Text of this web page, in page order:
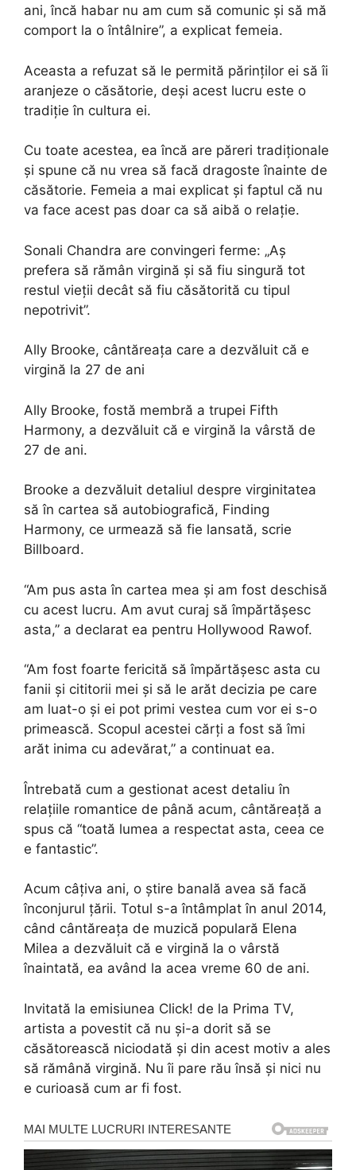
ani, încă habar nu am cum să comunic şi să mă
comport la o întâlnire”, a explicat femeia.
Aceasta a refuzat să le permită părinților ei să îi
aranjeze o căsătorie, deşi acest lucru este o
tradiție în cultura ei.
Cu toate acestea, ea încă are păreri tradiționale
şi spune că nu vrea să facă dragoste înainte de
căsătorie. Femeia a mai explicat şi faptul că nu
va face acest pas doar ca să aibă o relaţie.
Sonali Chandra are convingeri ferme: „Aș
prefera să rămân virgină și să fiu singură tot
restul vieții decât să fiu căsătorită cu tipul
nepotrivit”.
Ally Brooke, cântăreața care a dezvăluit că e
virgină la 27 de ani
Ally Brooke, fostă membră a trupei Fifth
Harmony, a dezvăluit că e virgină la vârstă de
27 de ani.
Brooke a dezvăluit detaliul despre virginitatea
să în cartea să autobiografică, Finding
Harmony, ce urmează să fie lansată, scrie
Billboard.
“Am pus asta în cartea mea și am fost deschisă
cu acest lucru. Am avut curaj să împărtășesc
asta,” a declarat ea pentru Hollywood Rawof.
“Am fost foarte fericită să împărtășesc asta cu
fanii și cititorii mei și să le arăt decizia pe care
am luat-o și ei pot primi vestea cum vor ei s-o
primească. Scopul acestei cărți a fost să îmi
arăt inima cu adevărat,” a continuat ea.
Întrebată cum a gestionat acest detaliu în
relațiile romantice de până acum, cântăreață a
spus că “toată lumea a respectat asta, ceea ce
e fantastic”.
Acum câțiva ani, o știre banală avea să facă
înconjurul țării. Totul s-a întâmplat în anul 2014,
când cântăreaţa de muzică populară Elena
Milea a dezvăluit că e virgină la o vârstă
înaintată, ea având la acea vreme 60 de ani.
Invitată la emisiunea Click! de la Prima TV,
artista a povestit că nu şi-a dorit să se
căsătorească niciodată şi din acest motiv a ales
să rămână virgină. Nu îi pare rău însă şi nici nu
e curioasă cum ar fi fost.